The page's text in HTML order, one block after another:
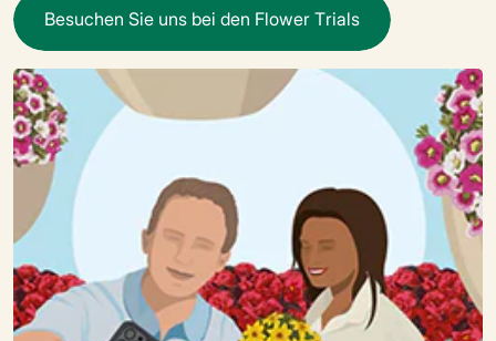
Besuchen Sie uns bei den FlowerTrials